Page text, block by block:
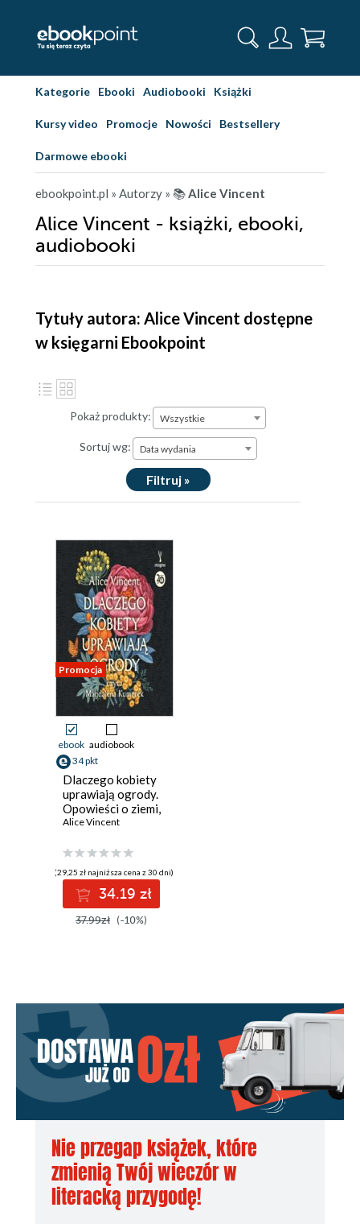
Kategorie Ebooki Audiobooki Książki
Kursy video Promocje Nowości Bestsellery
Darmowe ebooki
ebookpoint.pl » Autorzy » 📚Alice Vincent
Alice Vincent - książki, ebooki,
audiobooki
Tytuły autora: Alice Vincent dostępne
w księgarni Ebookpoint
Pokaż produkty: Wszystkie
Sortuj wg: Data wydania
Filtruj »
Promocja
ebook audiobook
34 pkt
Dlaczego kobiety
uprawiają ogrody.
Opowieści o ziemi,
siostrzeństwie i
Alice Vincent
(29,25 zł najniższa cena z 30 dni)
34.19 zł
37.99zł (-10%)
Nie przegap książek, które
zmienią Twój wieczór w
literacką przygodę!